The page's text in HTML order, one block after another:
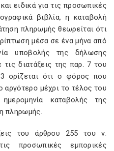
ειδικά για τις προσωπικές
βιβλία, η καταβολή
πληρωμής θεωρείται ότι
μέσα σε ένα μήνα από
υποβολής της δήλωσης
διατάξεις της παρ. 7 του
ορίζεται ότι ο φόρος που
αργότερο μέχρι το τέλος του
καταβολής της
πληρωμής.
του άρθρου 255 του ν.
προσωπικές εμπορικές